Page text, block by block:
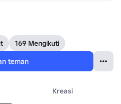
169 Mengikuti
teman
Kreasi